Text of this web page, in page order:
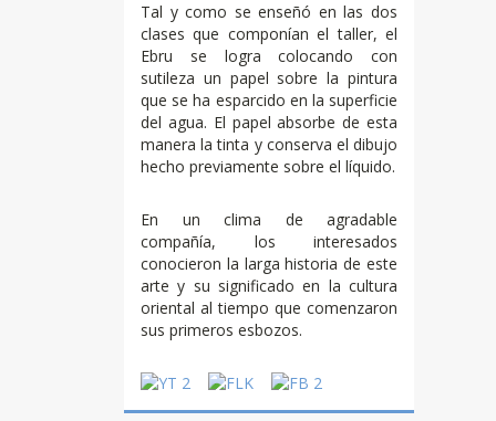
Tal y como se enseñó en las dos
clases que componían el taller, el
Ebru se logra colocando con
sutileza un papel sobre la pintura
que se ha esparcido en la superficie
del agua. El papel absorbe de esta
manera la tinta y conserva el dibujo
hecho previamente sobre el líquido.
En un clima de agradable
compañía, los interesados
conocieron la larga historia de este
arte y su significado en la cultura
oriental al tiempo que comenzaron
sus primeros esbozos.